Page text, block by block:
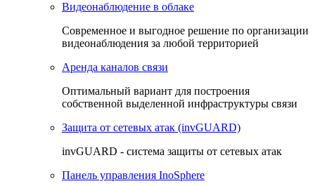
Видеонаблюдение в облаке
Cовременное и выгодное решение по организации
видеонаблюдения за любой территорией
Аренда каналов связи
Оптимальный вариант для построения
собственной выделенной инфраструктуры связи
Защита от сетевых атак (invGUARD)
invGUARD - система защиты от сетевых атак
Панель управления InoSphere